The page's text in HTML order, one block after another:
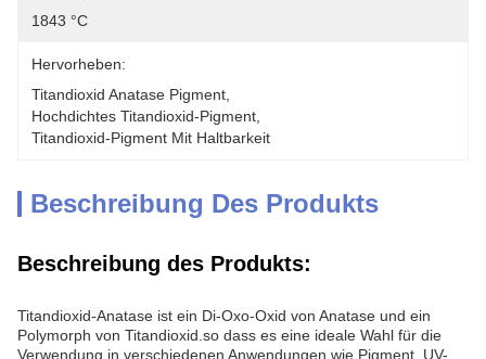
1843 °C
Hervorheben:
Titandioxid Anatase Pigment
Hochdichtes Titandioxid-Pigment
Titandioxid-Pigment Mit Haltbarkeit
Beschreibung Des Produkts
Beschreibung des Produkts:
Titandioxid-Anatase ist ein Di-Oxo-Oxid von Anatase und ein
Polymorph von Titandioxid.so dass es eine ideale Wahl für die
Verwendung in verschiedenen Anwendungen wie Pigment, UV-